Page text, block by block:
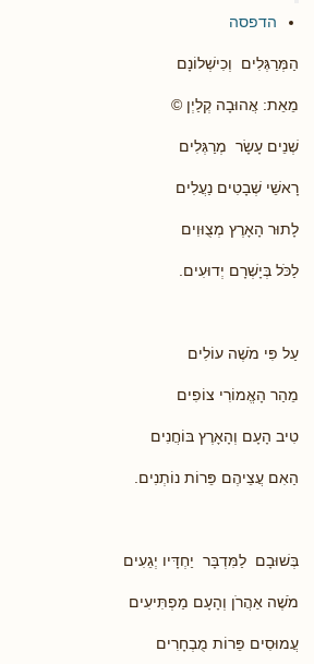
הדפסה
הַמְּרַגְּלִים וְכִישְׁלוֹנָם
מֵאֵת: אֲהוּבָה קְלַיְן ©
שְׁנֵים עָשָׂר מְרַגְּלִים
רָאשֵׁי שְׁבָטִים נַעֲלִים
לָתוּר הָאָרֶץ מְצֻוּוִים
לַכֹּל בְּיָשְׁרָם יְדוּעִים.
עַל פִּי מֹשֶׁה עוֹלִים
מֵהַר הָאֱמוֹרִי צוֹפִים
טִיב הָעָם וְהָאָרֶץ בּוֹחֲנִים
הַאִם עֲצֵיהֶם פֵּרוֹת נוֹתְנִים.
בְּשׁוּבָם לַמִּדְבָּר יַחְדָּיו יְגֵעִים
מֹשֶׁה אַהֲרֹן וְהָעָם מַפְתִּיעִים
עֲמוּסִים פֵּרוֹת מֻבְחָרִים